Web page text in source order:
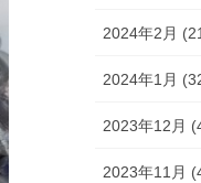
2024年2月
2024年1月
2023年12月
2023年11月